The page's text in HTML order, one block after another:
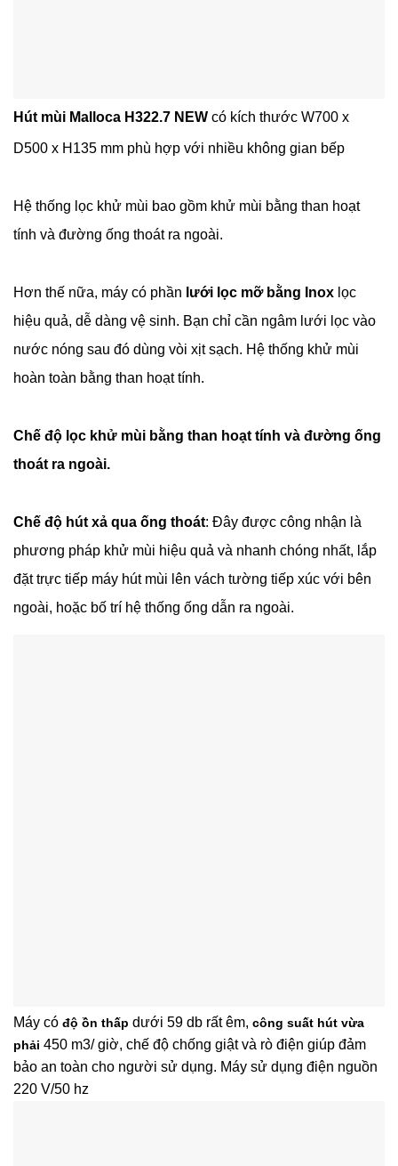
Hút mùi Malloca H322.7 NEW có kích thước W700 x
D500 x H135 mm phù hợp với nhiều không gian bếp
Hệ thống lọc khử mùi bao gồm khử mùi bằng than hoạt
tính và đường ống thoát ra ngoài.
Hơn thế nữa, máy có phần lưới lọc mỡ bằng Inox lọc
hiệu quả, dễ dàng vệ sinh. Bạn chỉ cần ngâm lưới lọc vào
nước nóng sau đó dùng vòi xịt sạch. Hệ thống khử mùi
hoàn toàn bằng than hoạt tính.
Chế độ lọc khử mùi bằng than hoạt tính và đường ống
thoát ra ngoài.
Chế độ hút xả qua ống thoát: Đây được công nhận là
phương pháp khử mùi hiệu quả và nhanh chóng nhất, lắp
đặt trực tiếp máy hút mùi lên vách tường tiếp xúc với bên
ngoài, hoặc bố trí hệ thống ống dẫn ra ngoài.
Máy có độ ồn thấp dưới 59 db rất êm, công suất hút vừa
phải 450 m3/ giờ, chế độ chống giật và rò điện giúp đảm
bảo an toàn cho người sử dụng. Máy sử dụng điện nguồn
220 V/50 hz